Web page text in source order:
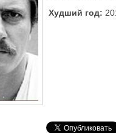
Худший год: